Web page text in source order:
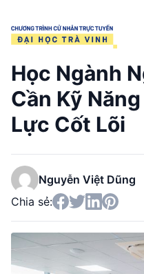
Trang chủ
Học Ngành
Cần Kỹ
Lực Cốt Lõi
Nguyễn Việt Dũng
Chia sẻ: